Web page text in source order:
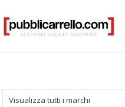
Visualizza tutti i marchi